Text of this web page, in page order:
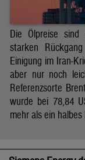
Die Ölpreise
starken
Einigung im Iran-
aber nur noch
Referenzsorte
wurde bei 78,84
mehr als ein